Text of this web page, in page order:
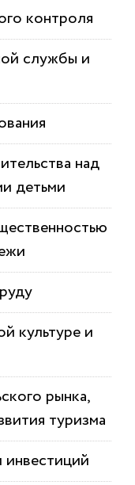
контроля
службы и
над
детьми
культуре и
рынка,
туризма